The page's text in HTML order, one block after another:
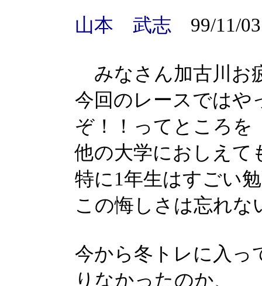
山本 武志 99/11/
みなさん加古川お
今回のレースではや
ぞ！！ってところを
他の大学におしえて
特に1年生はすごい
この悔しさは忘れな
今から冬トレに入っ
りなかったのか、